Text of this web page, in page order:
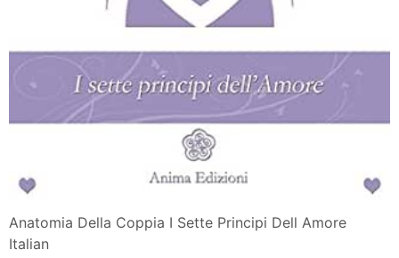
Anatomia Della Coppia I Sette Principi Dell Amore
Italian